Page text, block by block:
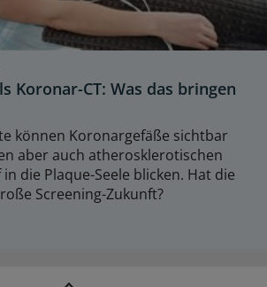
Koronar-CT: Was das bringen
können Koronargefäße sichtbar
aber auch atherosklerotischen
die Plaque-Seele blicken. Hat die
Screening-Zukunft?